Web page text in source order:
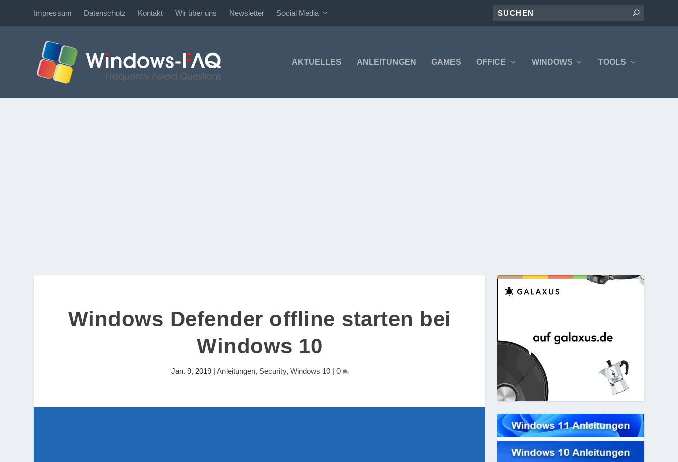
Impressum Datenschutz Kontakt Wir über uns Newsletter Social Media
AKTUELLES ANLEITUNGEN GAMES OFFICE WINDOWS TOOLS
Windows Defender offline starten bei
Windows 10
Jan. 9, 2019| Anleitungen, Security, Windows 10| 0